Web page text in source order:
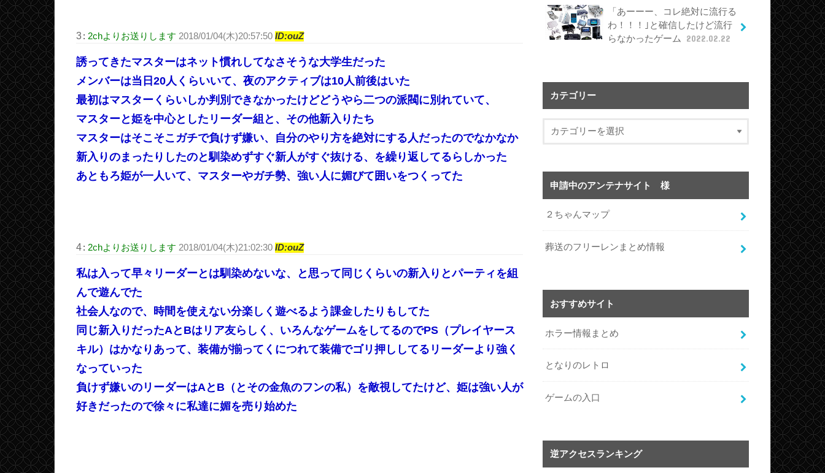
3: 2chよりお送りします 2018/01/04(木)20:57:50 ID:ouZ
誘ってきたマスターはネット慣れしてなさそうな大学生だった
メンバーは当日20人くらいいて、夜のアクティブは10人前後はいた
最初はマスターくらいしか判別できなかったけどどうやら二つの派閥に別れていて、
マスターと姫を中心としたリーダー組と、その他新入りたち
マスターはそこそこガチで負けず嫌い、自分のやり方を絶対にする人だったのでなかなか
新入りのまったりしたのと馴染めずすぐ新人がすぐ抜ける、を繰り返してるらしかった
あともろ姫が一人いて、マスターやガチ勢、強い人に媚びて囲いをつくってた
4: 2chよりお送りします 2018/01/04(木)21:02:30 ID:ouZ
私は入って早々リーダーとは馴染めないな、と思って同じくらいの新入りとパーティを組
んで遊んでた
社会人なので、時間を使えない分楽しく遊べるよう課金したりもしてた
同じ新入りだったAとBはリア友らしく、いろんなゲームをしてるのでPS（プレイヤース
キル）はかなりあって、装備が揃ってくにつれて装備でゴリ押ししてるリーダーより強く
なっていった
負けず嫌いのリーダーはAとB（とその金魚のフンの私）を敵視してたけど、姫は強い人が
好きだったので徐々に私達に媚を売り始めた
「あーーー、コレ絶対に流行る
わ！！！｣と確信したけど流行
らなかったゲーム
2022.02.22
カテゴリー
申請中のアンテナサイト 様
２ちゃんマップ
葬送のフリーレンまとめ情報
おすすめサイト
ホラー情報まとめ
となりのレトロ
ゲームの入口
逆アクセスランキング